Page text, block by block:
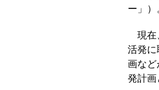
ー」
現在
活発に
画など
発計画